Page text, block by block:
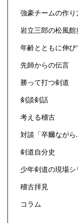
強豪チームの作り
岩立三郎の松風館
年齢とともに伸び
先師からの伝言
勝って打つ剣道
剣談剣話
考える稽古
対談「卒爾ながら
剣道自分史
少年剣道の現場シ
稽古拝見
コラム